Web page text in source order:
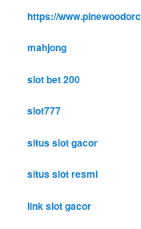
https://
mahjong
slot bet 200
slot777
situs slot gacor
situs slot resmi
link slot gacor